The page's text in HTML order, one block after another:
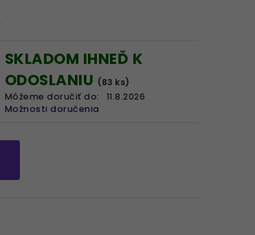
SKLADOM IHNEĎ K
ODOSLANIU (83 ks)
Môžeme doručiť do:
11.8.2026
Možnosti doručenia